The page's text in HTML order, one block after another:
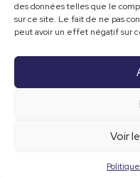
des données telles que le
sur ce site. Le fait de ne pas
peut avoir un effet négatif sur
Voir
© 2022 LA CAMDA |